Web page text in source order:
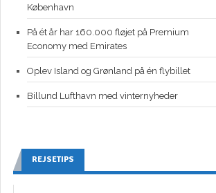
København
På ét år har 160.000 fløjet på Premium
Economy med Emirates
Oplev Island og Grønland på én flybillet
Billund Lufthavn med vinternyheder
REJSETIPS